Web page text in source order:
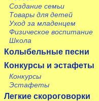
Создание семьи
Товары для детей
Уход за младенцем
Физическое воспитание
Школа
Колыбельные песни
Конкурсы и эстафеты
Конкурсы
Эстафеты
Легкие скороговорки